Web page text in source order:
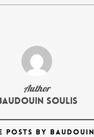
Author
Soulis
POSTS BY BAUDOUIN